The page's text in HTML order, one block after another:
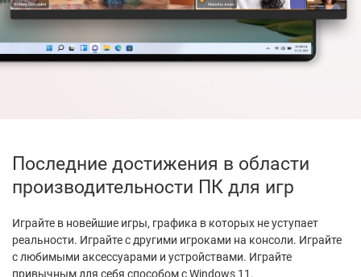
Последние достижения в области
производительности ПК для игр
Играйте в новейшие игры, графика в которых не уступает
реальности. Играйте с другими игроками на консоли. Играйте
с любимыми аксессуарами и устройствами. Играйте
привычным для себя способом с Windows 11.